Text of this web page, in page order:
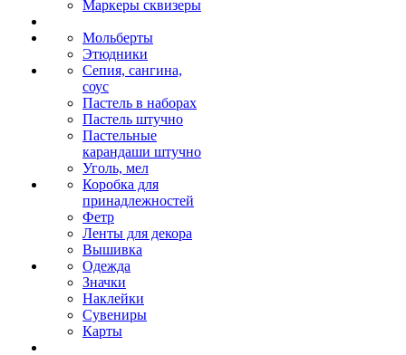
Маркеры сквизеры
Мольберты
Этюдники
Сепия, сангина,
соус
Пастель в наборах
Пастель штучно
Пастельные
карандаши штучно
Уголь, мел
Коробка для
принадлежностей
Фетр
Ленты для декора
Вышивка
Одежда
Значки
Наклейки
Сувениры
Карты